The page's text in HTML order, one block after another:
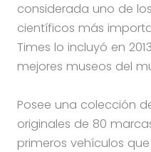
considerada uno de
científicos más
Times lo incluyó en
mejores museos del
Posee una colección
originales de 80
primeros vehículos